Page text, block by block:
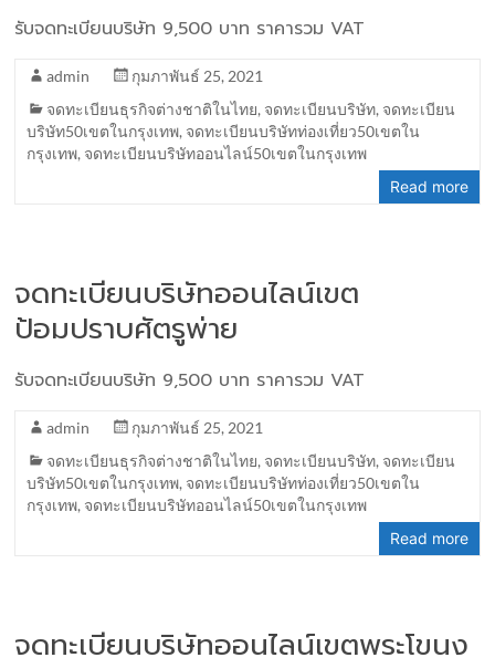
รับจดทะเบียนบริษัท 9,500 บาท ราคารวม VAT
admin
กุมภาพันธ์ 25, 2021
จดทะเบียนธุรกิจต่างชาติในไทย, จดทะเบียนบริษัท, จดทะเบียน
บริษัท50เขตในกรุงเทพ, จดทะเบียนบริษัทท่องเที่ยว50เขตใน
กรุงเทพ, จดทะเบียนบริษัทออนไลน์50เขตในกรุงเทพ
Read more
จดทะเบียนบริษัทออนไลน์เขต
ป้อมปราบศัตรูพ่าย
รับจดทะเบียนบริษัท 9,500 บาท ราคารวม VAT
admin
กุมภาพันธ์ 25, 2021
จดทะเบียนธุรกิจต่างชาติในไทย, จดทะเบียนบริษัท, จดทะเบียน
บริษัท50เขตในกรุงเทพ, จดทะเบียนบริษัทท่องเที่ยว50เขตใน
กรุงเทพ, จดทะเบียนบริษัทออนไลน์50เขตในกรุงเทพ
Read more
จดทะเบียนบริษัทออนไลน์เขตพระโขนง